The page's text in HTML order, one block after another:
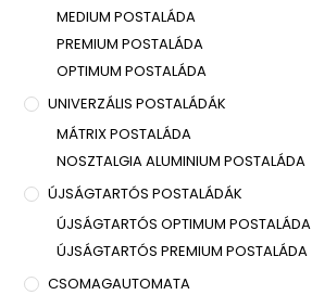
MEDIUM POSTALÁDA
PREMIUM POSTALÁDA
OPTIMUM POSTALÁDA
UNIVERZÁLIS POSTALÁDÁK
MÁTRIX POSTALÁDA
NOSZTALGIA ALUMINIUM POSTALÁDA
ÚJSÁGTARTÓS POSTALÁDÁK
ÚJSÁGTARTÓS OPTIMUM POSTALÁDA
ÚJSÁGTARTÓS PREMIUM POSTALÁDA
CSOMAGAUTOMATA